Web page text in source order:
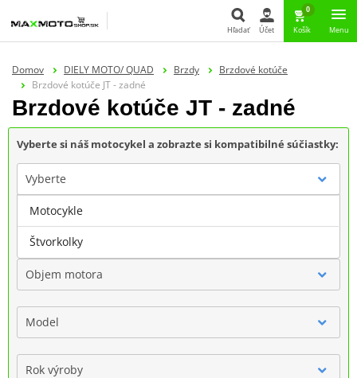
Hľadať Účet
0
Košík Menu
Domov DIELY MOTO/ QUAD Brzdy
Brzdové kotúče
Brzdové kotúče JT - zadné
Brzdové kotúče JT - zadné
Vyberte si náš motocykel a zobrazte si kompatibilné súčiastky:
Vyberte
Značka
Objem motora
Model
Rok výroby
Motocykle
Štvorkolky